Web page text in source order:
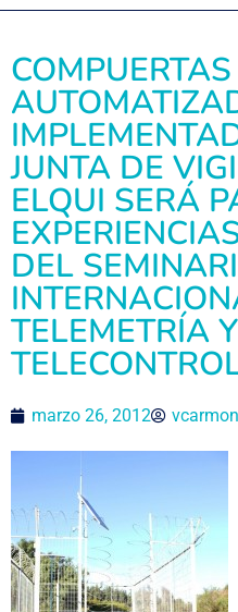
COMPUERTAS
JUNTA DE
ELQUI SERÁ
DEL
TELEMETRÍA Y
marzo 26, 2012